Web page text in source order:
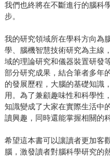
我們也終將在不斷進行的腦科
步。
我的研究領域所在學科方向為
學、腦機智慧技術研究為主線
域的理論研究和儀器裝置研發
部分研究成果，結合筆者多年
的發展歷程，大腦的基礎知識
用。為了兼顧趣味性和科學性
知識變成了大家在實際生活中
讀興趣，同時還能掌握相關的
希望這本書可以讓讀者更加客
腦，激發讀者對腦科學研究的